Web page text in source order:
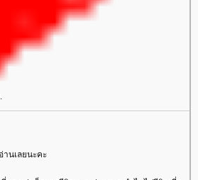
นเลยนะคะ